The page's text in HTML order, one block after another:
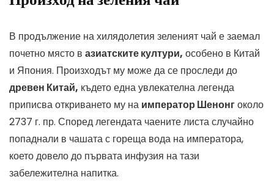
В продължение на хилядолетия зеленият чай е заемал
почетно място в азиатските култури, особено в Китай
и Япония. Произходът му може да се проследи до
древен Китай, където една увлекателна легенда
приписва откриването му на император Шенонгоколо
2737 г. пр. Според легендата чаените листа случайно
попаднали в чашата с гореща вода на императора,
което довело до първата инфузия на тази
забележителна напитка.